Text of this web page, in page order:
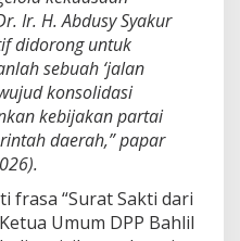
Ir. H. Abdusy Syakur
didorong untuk
sebuah ‘jalan
konsolidasi
kebijakan partai
daerah,” papar
frasa “Surat Sakti dari
Umum DPP Bahlil